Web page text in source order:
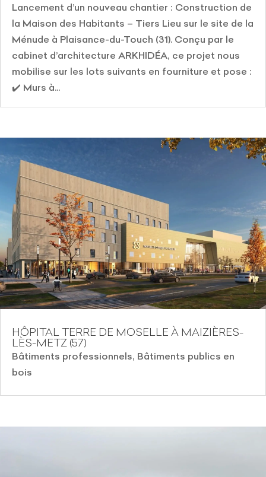
Lancement d’un nouveau chantier : Construction de
la Maison des Habitants – Tiers Lieu sur le site de la
Ménude à Plaisance-du-Touch (31). Conçu par le
cabinet d’architecture ARKHIDÉA, ce projet nous
mobilise sur les lots suivants en fourniture et pose :
✔️ Murs à...
HÔPITAL TERRE DE MOSELLE À MAIZIÈRES-
LÈS-METZ (57)
Bâtiments professionnels, Bâtiments publics en
bois